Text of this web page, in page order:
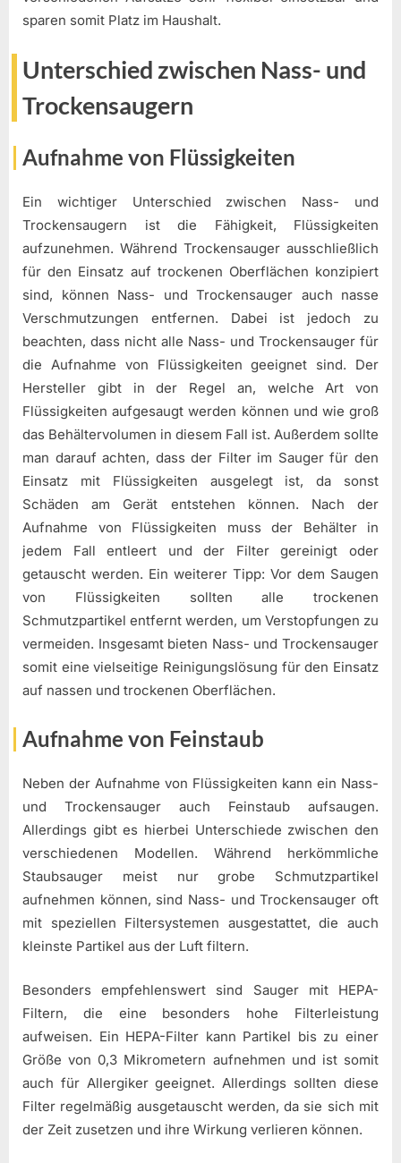
sparen somit Platz im Haushalt.
Unterschied zwischen Nass- und
Trockensaugern
Aufnahme von Flüssigkeiten
Ein wichtiger Unterschied zwischen Nass- und
Trockensaugern ist die Fähigkeit, Flüssigkeiten
aufzunehmen. Während Trockensauger ausschließlich
für den Einsatz auf trockenen Oberflächen konzipiert
sind, können Nass- und Trockensauger auch nasse
Verschmutzungen entfernen. Dabei ist jedoch zu
beachten, dass nicht alle Nass- und Trockensauger für
die Aufnahme von Flüssigkeiten geeignet sind. Der
Hersteller gibt in der Regel an, welche Art von
Flüssigkeiten aufgesaugt werden können und wie groß
das Behältervolumen in diesem Fall ist. Außerdem sollte
man darauf achten, dass der Filter im Sauger für den
Einsatz mit Flüssigkeiten ausgelegt ist, da sonst
Schäden am Gerät entstehen können. Nach der
Aufnahme von Flüssigkeiten muss der Behälter in
jedem Fall entleert und der Filter gereinigt oder
getauscht werden. Ein weiterer Tipp: Vor dem Saugen
von Flüssigkeiten sollten alle trockenen
Schmutzpartikel entfernt werden, um Verstopfungen zu
vermeiden. Insgesamt bieten Nass- und Trockensauger
somit eine vielseitige Reinigungslösung für den Einsatz
auf nassen und trockenen Oberflächen.
Aufnahme von Feinstaub
Neben der Aufnahme von Flüssigkeiten kann ein Nass-
und Trockensauger auch Feinstaub aufsaugen.
Allerdings gibt es hierbei Unterschiede zwischen den
verschiedenen Modellen. Während herkömmliche
Staubsauger meist nur grobe Schmutzpartikel
aufnehmen können, sind Nass- und Trockensauger oft
mit speziellen Filtersystemen ausgestattet, die auch
kleinste Partikel aus der Luft filtern.
Besonders empfehlenswert sind Sauger mit HEPA-
Filtern, die eine besonders hohe Filterleistung
aufweisen. Ein HEPA-Filter kann Partikel bis zu einer
Größe von 0,3 Mikrometern aufnehmen und ist somit
auch für Allergiker geeignet. Allerdings sollten diese
Filter regelmäßig ausgetauscht werden, da sie sich mit
der Zeit zusetzen und ihre Wirkung verlieren können.